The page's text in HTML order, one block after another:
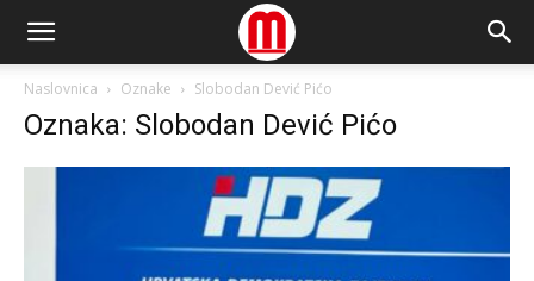
Naslovnica Oznake Slobodan Dević Pićo
Oznaka: Slobodan Dević Pićo